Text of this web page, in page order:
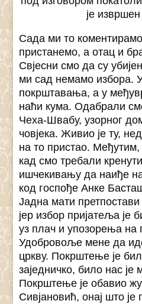
је
Сада ми то
пристанемо, а отац и
Свјесни смо да су
ми сад немамо избора.
покрштавања, а у
наћи кума. Одабрали
Чеха-Швабу, узорног
човјека. Живио је ту,
на то пристао.
кад смо требали
ишчекивању да наиђе
код госпође Анке
Јадна мати претпостави
јер избор пријатеља је
уз плач и упозорења
Удобровоље мене да
цркву. Покрштење је
заједничко, било нас је
Покрштење је обавио
Сивјановић, онај што је